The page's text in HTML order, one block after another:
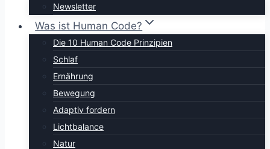
Newsletter
Was ist Human Code?
Die 10 Human Code Prinzipien
Schlaf
Ernährung
Bewegung
Adaptiv fordern
Lichtbalance
Natur